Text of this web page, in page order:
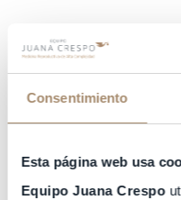
Consentimiento
Esta página web usa
Equipo Juana Crespo